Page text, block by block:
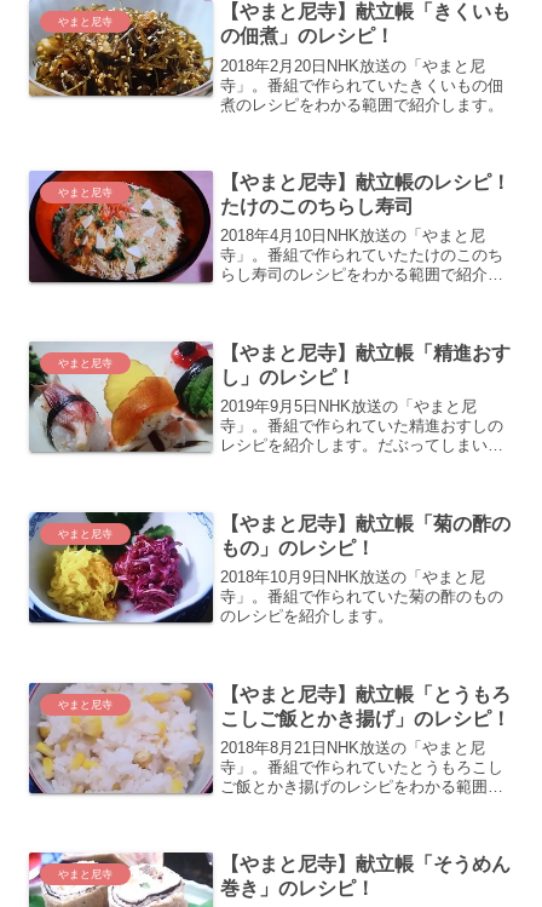
やまと尼寺
【やまと尼寺】献立帳「きくいも
の佃煮」のレシピ！
2018年2月20日NHK放送の「やまと尼
寺」。番組で作られていたきくいもの佃
煮のレシピをわかる範囲で紹介します。
やまと尼寺
【やまと尼寺】献立帳のレシピ！
たけのこのちらし寿司
2018年4月10日NHK放送の「やまと尼
寺」。番組で作られていたたけのこのち
らし寿司のレシピをわかる範囲で紹介し
やまと尼寺
【やまと尼寺】献立帳「精進おす
し」のレシピ！
2019年9月5日NHK放送の「やまと尼
寺」。番組で作られていた精進おすしの
レシピを紹介します。だぶってしまいま
尼寺のレシピ
やまと尼寺
【やまと尼寺】献立帳「菊の酢の
もの」のレシピ！
2018年10月9日NHK放送の「やまと尼
寺」。番組で作られていた菊の酢のもの
のレシピを紹介します。
やまと尼寺
【やまと尼寺】献立帳「とうもろ
こしご飯とかき揚げ」のレシピ！
2018年8月21日NHK放送の「やまと尼
寺」。番組で作られていたとうもろこし
ご飯とかき揚げのレシピをわかる範囲で
やまと尼寺
【やまと尼寺】献立帳「そうめん
巻き」のレシピ！